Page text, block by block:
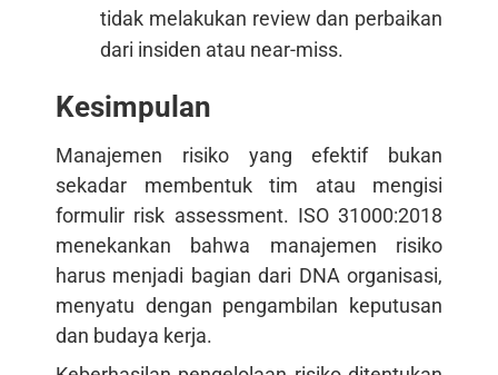
tidak melakukan review dan perbaikan
dari insiden atau near-miss.
Kesimpulan
Manajemen risiko yang efektif bukan
sekadar membentuk tim atau mengisi
formulir risk assessment. ISO 31000:2018
menekankan bahwa manajemen risiko
harus menjadi bagian dari DNA organisasi,
menyatu dengan pengambilan keputusan
dan budaya kerja.